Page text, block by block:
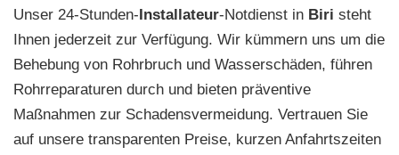
Unser 24-Stunden-Installateur-Notdienst in Biri steht
Ihnen jederzeit zur Verfügung. Wir kümmern uns um die
Behebung von Rohrbruch und Wasserschäden, führen
Rohrreparaturen durch und bieten präventive
Maßnahmen zur Schadensvermeidung. Vertrauen Sie
auf unsere transparenten Preise, kurzen Anfahrtszeiten